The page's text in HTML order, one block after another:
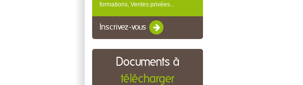
formations, Ventes privées...
Inscrivez-vous
Documents à
télécharger